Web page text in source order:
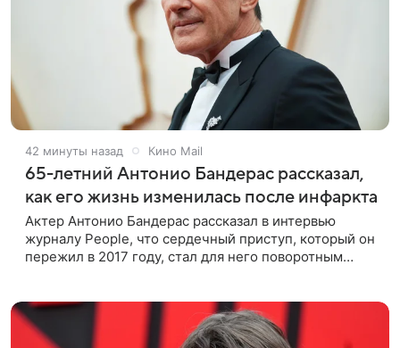
42 минуты назад Кино Mail
65-летний Антонио Бандерас рассказал,
как его жизнь изменилась после инфаркта
Актер Антонио Бандерас рассказал в интервью
журналу People, что сердечный приступ, который он
пережил в 2017 году, стал для него поворотным